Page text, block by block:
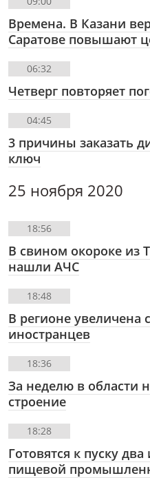
Времена. В Казани
Саратове повышают
06:32
Четверг повторяет
04:45
3 причины заказать
ключ
25 ноября 2020
18:56
В свином окороке из
нашли АЧС
18:48
В регионе увеличена
иностранцев
18:36
За неделю в области
строение
18:28
Готовятся к пуску
пищевой